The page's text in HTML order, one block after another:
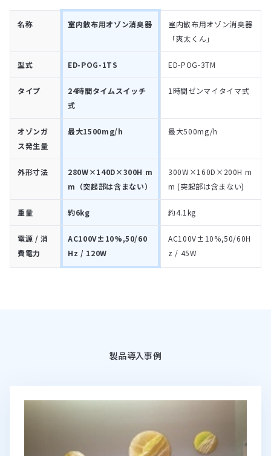
名称 室内散布用オゾン消臭器
室内散布用オゾン消臭器
「爽太くん」
型式 ED-POG-1TS ED-POG-3TM
タイプ
24時間タイムスイッチ
式
1時間ゼンマイタイマ式
オゾンガ
ス発生量
最大1500mg/h 最大500mg/h
外形寸法
280W×140D×300H m
m（突起部は含まない）
300W×160D×200H m
m (突起部は含まない)
重量 約6kg 約4.1kg
電源 / 消
費電力
AC100V±10%,50/60
Hz / 120W
AC100V±10%,50/60H
z / 45W
製品導入事例